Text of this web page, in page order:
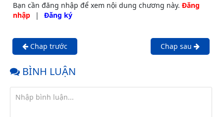
Bạn cần đăng nhập để xem nội dung chương này. Đăng
nhập
| Đăng ký
Chap trước Chap sau
BÌNH LUẬN